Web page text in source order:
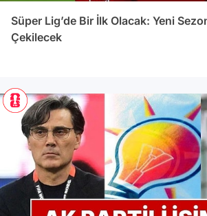
Süper Lig’de Bir İlk Olacak: Yeni
Çekilecek